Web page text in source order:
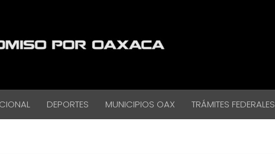
DEPORTES MUNICIPIOS OAX TRÁMITES FEDERALES